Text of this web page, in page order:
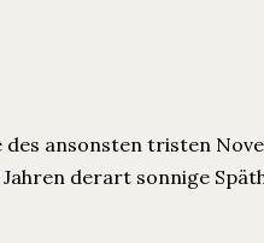
ansonsten tristen
derart sonnige